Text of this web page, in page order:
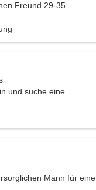
Freund 29-35
und suche eine
Mann für eine